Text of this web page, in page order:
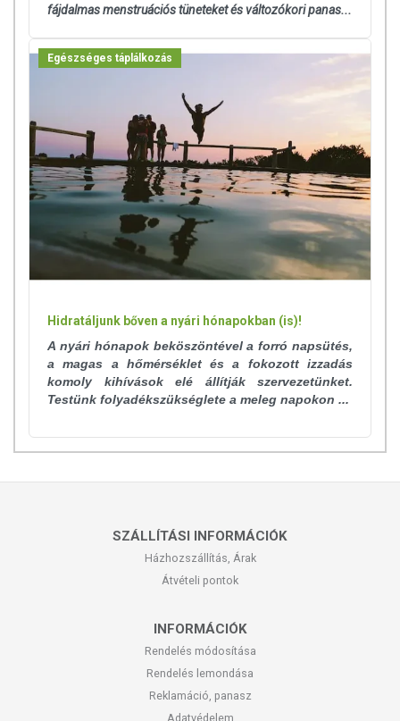
fájdalmas menstruációs tüneteket és változókori panas...
Egészséges táplálkozás
Hidratáljunk bőven a nyári hónapokban (is)!
A nyári hónapok beköszöntével a forró napsütés,
a magas a hőmérséklet és a fokozott izzadás
komoly kihívások elé állítják szervezetünket.
Testünk folyadékszükséglete a meleg napokon ...
SZÁLLÍTÁSI INFORMÁCIÓK
Házhozszállítás, Árak
Átvételi pontok
INFORMÁCIÓK
Rendelés módosítása
Rendelés lemondása
Reklamáció, panasz
Adatvédelem